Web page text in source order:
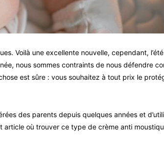
Voilà une excellente nouvelle, cependant,
nous sommes contraints de nous défendre
est sûre : vous souhaitez à tout prix le
des parents depuis quelques années et
où trouver ce type de crème anti